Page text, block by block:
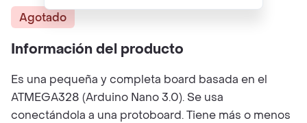
Agotado
Información del producto
Es una pequeña y completa board basada en el
ATMEGA328 (Arduino Nano 3.0). Se usa
conectándola a una protoboard. Tiene más o menos